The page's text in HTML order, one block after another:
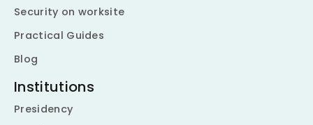
Security on worksite
Practical Guides
Blog
Institutions
Presidency